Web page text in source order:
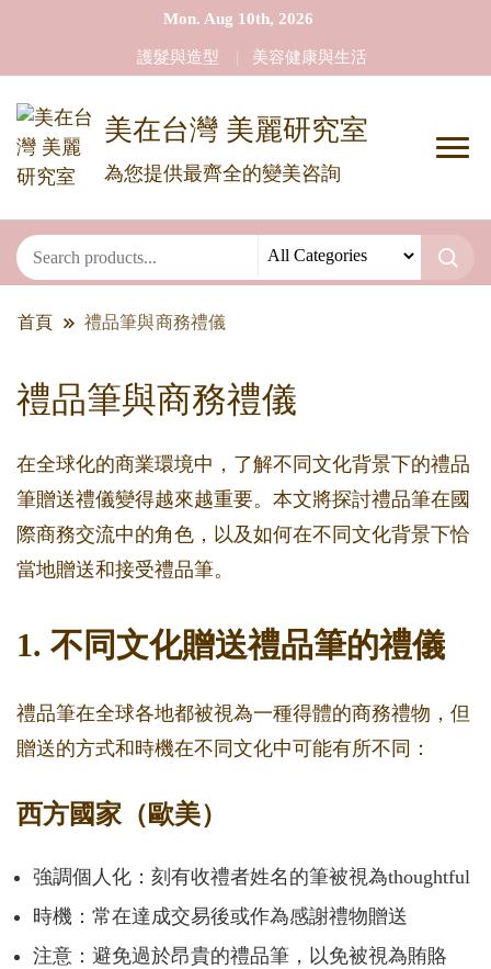
Mon. Aug 10th, 2026
護髮與造型 美容健康與生活
美在台灣 美麗研究室
為您提供最齊全的變美咨詢
首頁 禮品筆與商務禮儀
禮品筆與商務禮儀
在全球化的商業環境中，了解不同文化背景下的禮品
筆贈送禮儀變得越來越重要。本文將探討禮品筆在國
際商務交流中的角色，以及如何在不同文化背景下恰
當地贈送和接受禮品筆。
1. 不同文化贈送禮品筆的禮儀
禮品筆在全球各地都被視為一種得體的商務禮物，但
贈送的方式和時機在不同文化中可能有所不同：
西方國家（歐美）
強調個人化：刻有收禮者姓名的筆被視為thoughtful
時機：常在達成交易後或作為感謝禮物贈送
注意：避免過於昂貴的禮品筆，以免被視為賄賂